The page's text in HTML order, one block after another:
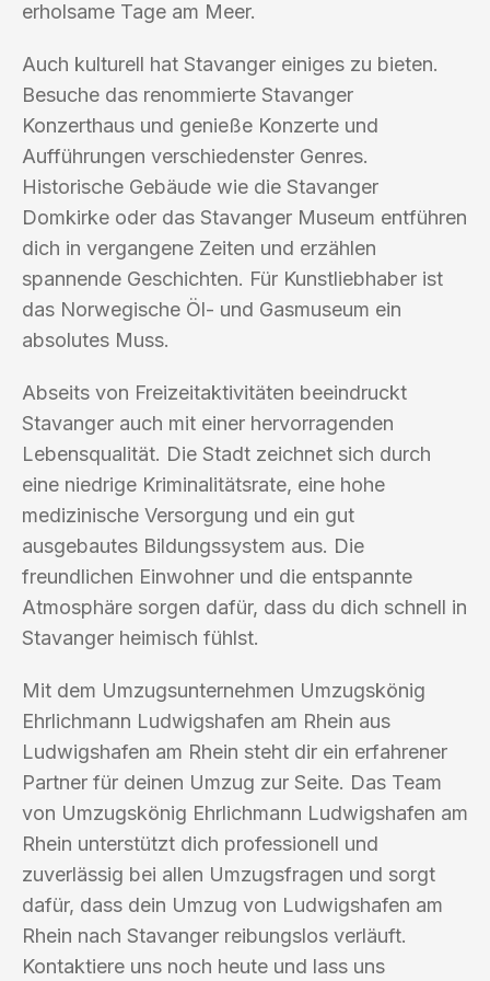
erholsame Tage am Meer.
Auch kulturell hat Stavanger einiges zu bieten.
Besuche das renommierte Stavanger
Konzerthaus und genieße Konzerte und
Aufführungen verschiedenster Genres.
Historische Gebäude wie die Stavanger
Domkirke oder das Stavanger Museum entführen
dich in vergangene Zeiten und erzählen
spannende Geschichten. Für Kunstliebhaber ist
das Norwegische Öl- und Gasmuseum ein
absolutes Muss.
Abseits von Freizeitaktivitäten beeindruckt
Stavanger auch mit einer hervorragenden
Lebensqualität. Die Stadt zeichnet sich durch
eine niedrige Kriminalitätsrate, eine hohe
medizinische Versorgung und ein gut
ausgebautes Bildungssystem aus. Die
freundlichen Einwohner und die entspannte
Atmosphäre sorgen dafür, dass du dich schnell in
Stavanger heimisch fühlst.
Mit dem Umzugsunternehmen Umzugskönig
Ehrlichmann Ludwigshafen am Rhein aus
Ludwigshafen am Rhein steht dir ein erfahrener
Partner für deinen Umzug zur Seite. Das Team
von Umzugskönig Ehrlichmann Ludwigshafen am
Rhein unterstützt dich professionell und
zuverlässig bei allen Umzugsfragen und sorgt
dafür, dass dein Umzug von Ludwigshafen am
Rhein nach Stavanger reibungslos verläuft.
Kontaktiere uns noch heute und lass uns